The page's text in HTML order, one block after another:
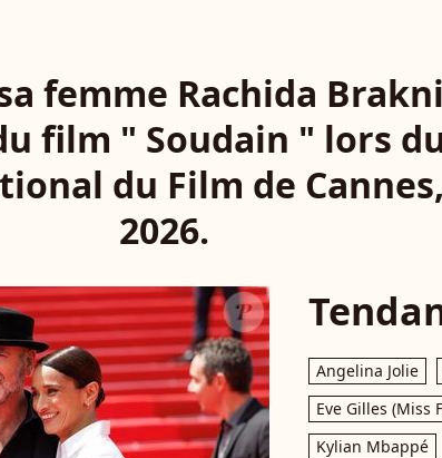
femme Rachida
film " Soudain " lors
du Film de
2026.
Angelina Jolie
Eve Gilles (Miss
Kylian Mbappé